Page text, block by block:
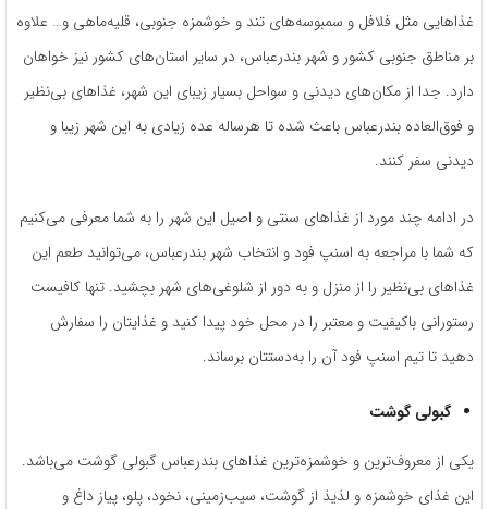
غذاهایی مثل فلافل و سمبوسه‌های تند و خوشمزه جنوبی، قلیه‌ماهی و… علاوه
بر مناطق جنوبی کشور و شهر بندرعباس، در سایر استان‌های کشور نیز خواهان
دارد. جدا از مکان‌های دیدنی و سواحل بسیار زیبای این شهر، غذاهای بی‌نظیر
و فوق‌العاده بندرعباس باعث شده تا هر‌ساله عده زیادی به این شهر زیبا و
دیدنی سفر کنند.
در ادامه چند مورد از غذاهای سنتی و اصیل این شهر را به شما معرفی می‌کنیم
که شما با مراجعه به اسنپ فود و انتخاب شهر بندرعباس، می‌توانید طعم این
غذاهای بی‌نظیر را از منزل و به دور از شلوغی‌های شهر بچشید. تنها کافیست
رستورانی باکیفیت و معتبر را در محل خود پیدا کنید و غذایتان را سفارش
دهید تا تیم اسنپ فود آن را به‌دستتان برساند.
گبولی گوشت
یکی از معروف‌ترین و خوشمزه‌ترین غذاهای بندرعباس گبولی گوشت می‌باشد.
این غذای خوشمزه و لذیذ از گوشت، سیب‌زمینی، نخود، پلو، پیاز داغ و